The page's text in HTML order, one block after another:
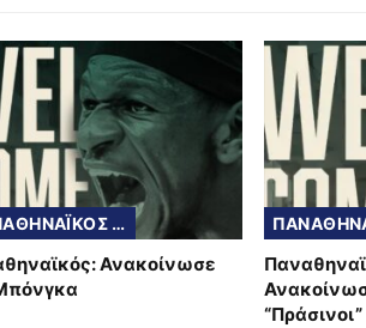
ΠΑΝΑΘΗΝΑΪΚΟΣ ΜΠΑΣΚΕΤ
Ανακοίνωσε
“Πράσινοι”